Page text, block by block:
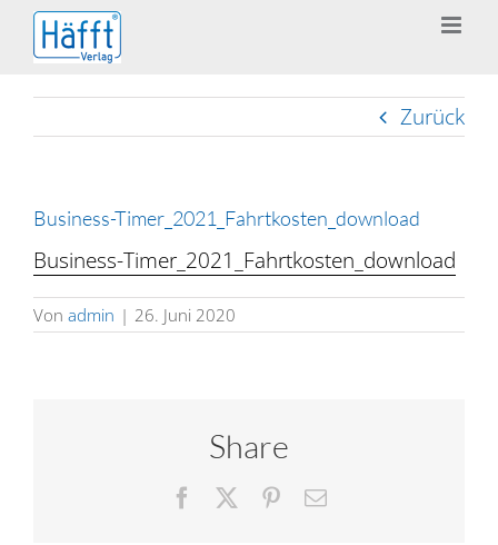
Zum
Inhalt
springen
Zurück
Business-Timer_2021_Fahrtkosten_download
Business-Timer_2021_Fahrtkosten_download
Von admin | 26. Juni 2020
Share
Facebook Pinterest
E-